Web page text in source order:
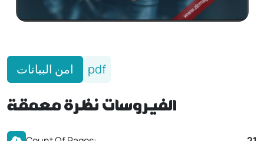
امن البيانات pdf
الفيروسات نظرة معمقة